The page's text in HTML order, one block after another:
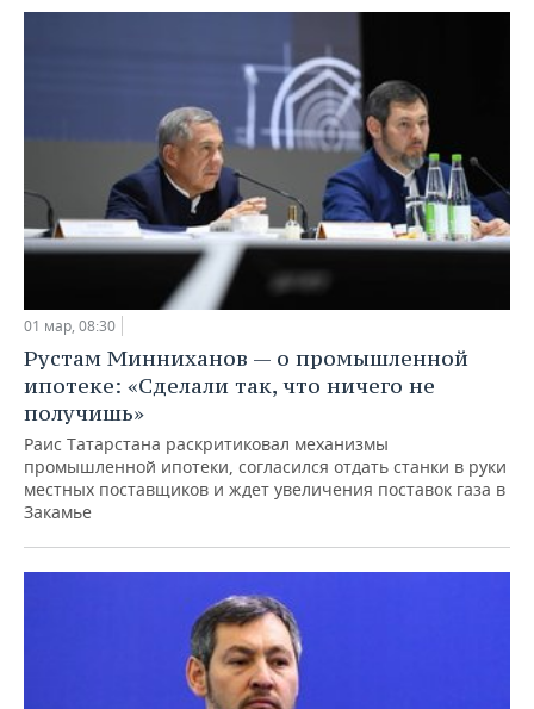
01 мар, 08:30
Рустам Минниханов — о промышленной
ипотеке: «Сделали так, что ничего не
получишь»
Раис Татарстана раскритиковал механизмы
промышленной ипотеки, согласился отдать станки в руки
местных поставщиков и ждет увеличения поставок газа в
Закамье